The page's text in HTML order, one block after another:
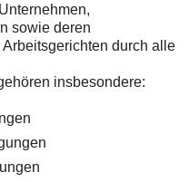
sowie deren
durch alle
insbesondere: